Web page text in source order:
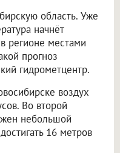
область. Уже
начнёт
регионе местами
прогноз
гидрометцентр.
воздух
Во второй
небольшой
16 метров